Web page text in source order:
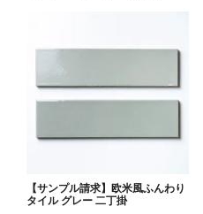
【サンプル請求】欧米風ふんわり
タイル グレー 二丁掛